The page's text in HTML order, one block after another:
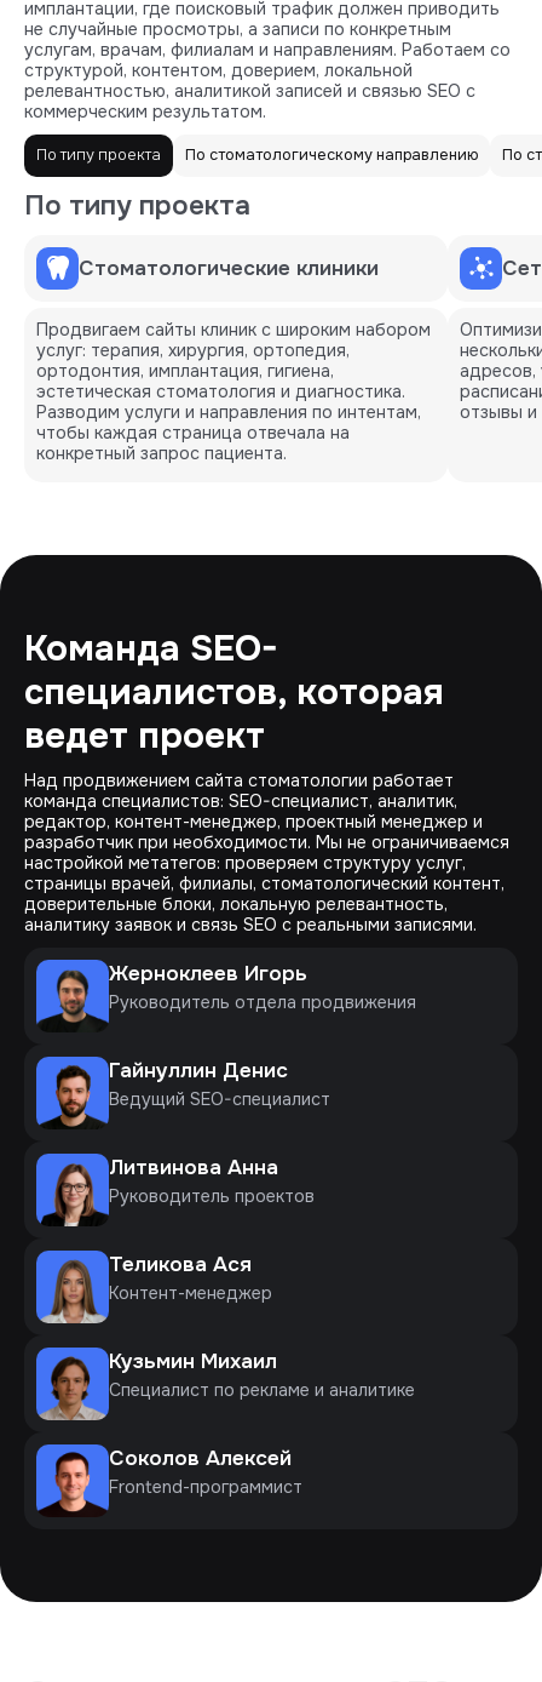
имплантации, где поисковый трафик должен приводить
не случайные просмотры, а записи по конкретным
услугам, врачам, филиалам и направлениям. Работаем со
структурой, контентом, доверием, локальной
релевантностью, аналитикой записей и связью SEO с
коммерческим результатом.
По типу проекта По стоматологическому направлению По
По типу проекта
Стоматологические клиники
Продвигаем сайты клиник с широким набором
услуг: терапия, хирургия, ортопедия,
ортодонтия, имплантация, гигиена,
эстетическая стоматология и диагностика.
Разводим услуги и направления по интентам,
чтобы каждая страница отвечала на
конкретный запрос пациента.
адресов,
отзывы и
Команда SEO-
специалистов, которая
ведет проект
Над продвижением сайта стоматологии работает
команда специалистов: SEO-специалист, аналитик,
редактор, контент-менеджер, проектный менеджер и
разработчик при необходимости. Мы не ограничиваемся
настройкой метатегов: проверяем структуру услуг,
страницы врачей, филиалы, стоматологический контент,
доверительные блоки, локальную релевантность,
аналитику заявок и связь SEO с реальными записями.
Жерноклеев Игорь
Руководитель отдела продвижения
Гайнуллин Денис
Ведущий SEO-специалист
Литвинова Анна
Руководитель проектов
Теликова Ася
Контент-менеджер
Кузьмин Михаил
Специалист по рекламе и аналитике
Соколов Алексей
Frontend-программист